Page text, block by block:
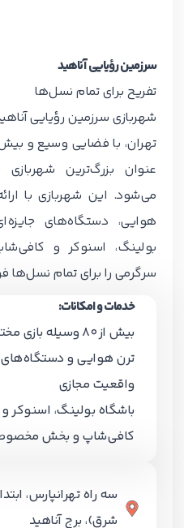
سرزمین رؤیایی آناهید
تفریح برای تمام نسل‌ها
شهربازی سرزمین رؤیایی
عنوان بزرگ‌ترین
می‌شود. این شهربازی با
هوایی، دستگاه‌های
بولینگ، اسنوکر و
سرگرمی را برای تمام نسل‌ها
خدمات و امکانات:
بیش از 80 وسیله بازی مختلف
ترن هوایی و دستگاه‌های
واقعیت مجازی
باشگاه بولینگ، اسنوکر و
کافی‌شاپ و بخش مخصوص
سه راه تهرانپارس،
شرق)، برج آناهید